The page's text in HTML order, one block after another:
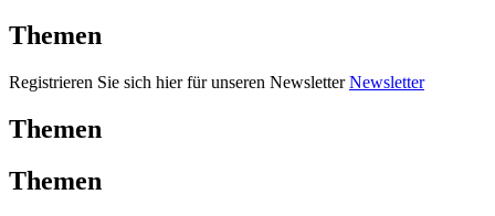
Themen
Registrieren Sie sich hier für unseren NewsletterNewsletter
Themen
Themen